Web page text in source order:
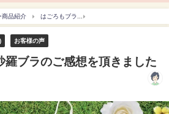
商品紹介 はごろもブラ
お客様の声
羅ブラのご感想を頂きました